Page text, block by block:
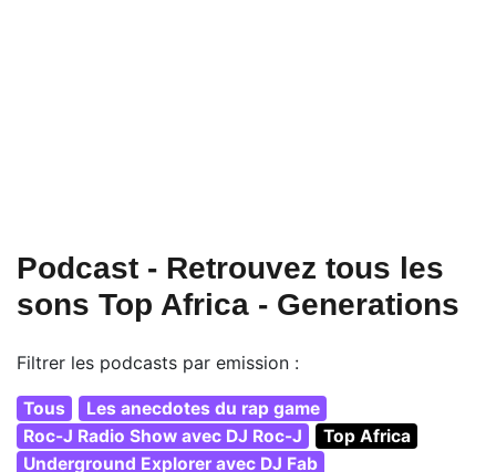
Podcast - Retrouvez tous les
sons Top Africa - Generations
Filtrer les podcasts par emission :
Tous
Les anecdotes du rap game
Roc-J Radio Show avec DJ Roc-J
Top Africa
Underground Explorer avec DJ Fab